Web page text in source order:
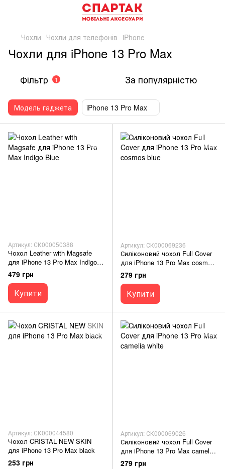
Чохли Чохли для телефонів iPhone
Чохли для iPhone 13 Pro Max
Фільтр 1 За популярністю
Модель гаджета iPhone 13 Pro Max
Артикул: СК000050388
Чохол Leather with Magsafe
для iPhone 13 Pro Max Indigo
Blue
479 грн
Купити
Артикул: СК000069236
Силіконовий чохол Full Cover
для iPhone 13 Pro Max cosmos
blue
279 грн
Купити
Артикул: СК000044580
Чохол CRISTAL NEW SKIN
для iPhone 13 Pro Max black
253 грн
Артикул: СК000069026
Силіконовий чохол Full Cover
для iPhone 13 Pro Max camelia
white
279 грн